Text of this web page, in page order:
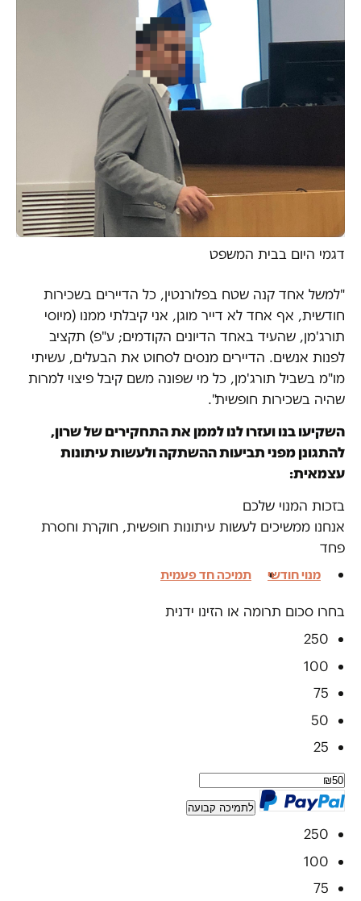
דגמי היום בבית המשפט
"למשל אחד קנה שטח בפלורנטין, כל הדיירים בשכירות
חודשית, אף אחד לא דייר מוגן, אני קיבלתי ממנו (מיוסי
תורג'מן, שהעיד באחד הדיונים הקודמים; ע"פ) תקציב
לפנות אנשים. הדיירים מנסים לסחוט את הבעלים, עשיתי
מו"מ בשביל תורג'מן, כל מי שפונה משם קיבל פיצוי למרות
שהיה בשכירות חופשית".
השקיעו בנו ועזרו לנו לממן את התחקירים של שרון,
להתגונן מפני תביעות ההשתקה ולעשות עיתונות
עצמאית:
בזכות המנוי שלכם
אנחנו ממשיכים לעשות עיתונות חופשית, חוקרת וחסרת
פחד
מנוי חודשי תמיכה חד פעמית
בחרו סכום תרומה או הזינו ידנית
250
100
75
50
25
לתמיכה קבועה
250
100
75